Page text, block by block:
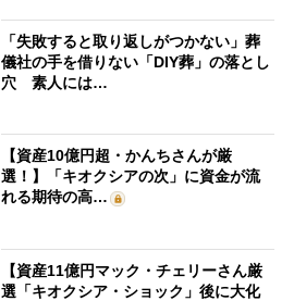
「失敗すると取り返しがつかない」葬
儀社の手を借りない「DIY葬」の落とし
穴 素人には…
【資産10億円超・かんちさんが厳
選！】「キオクシアの次」に資金が流
れる期待の高…
【資産11億円マック・チェリーさん厳
選「キオクシア・ショック」後に大化